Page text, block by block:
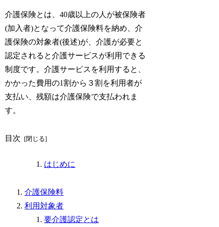
介護保険とは、40歳以上の人が被保険者
(加入者)となって介護保険料を納め、介
護保険の対象者(後述)が、介護が必要と
認定されると介護サービスが利用できる
制度です。介護サービスを利用すると、
かかった費用の1割から３割を利用者が
支払い、残額は介護保険で支払われま
す。
目次
はじめに
介護保険料
利用対象者
要介護認定とは